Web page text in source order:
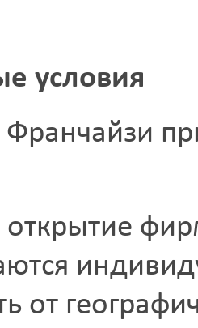
условия
открытие
от